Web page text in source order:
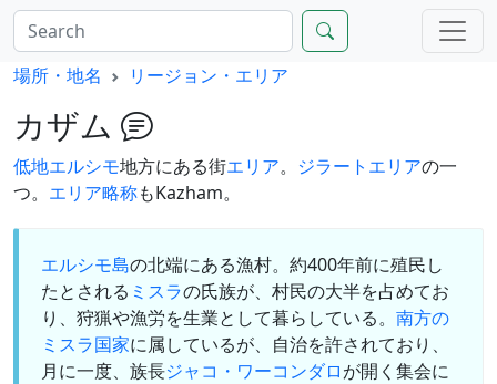
場所・地名 リージョン・エリア
カザム
低地エルシモ地方にある街エリア。 ジラートエリアの一
つ。 エリア略称もKazham。
エルシモ島の北端にある漁村。約400年前に殖民し
たとされる ミスラの氏族が、村民の大半を占めてお
り、狩猟や漁労を生業として暮らしている。 南方の
ミスラ国家に属しているが、自治を許されており、
月に一度、族長ジャコ・ワーコンダロが開く集会に